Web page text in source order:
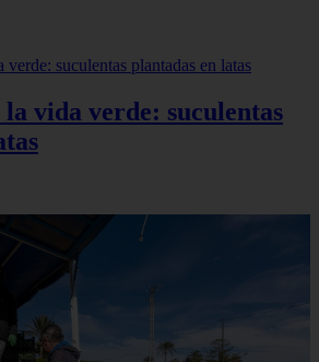
vida verde: suculentas